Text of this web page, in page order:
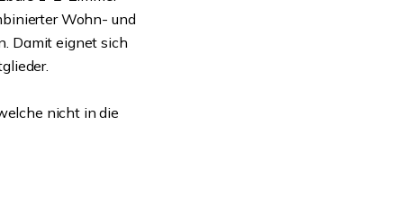
Wohn- und
Damit eignet sich
nicht in die